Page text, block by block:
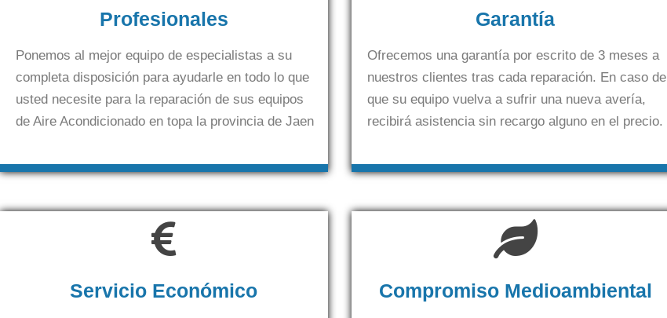
Profesionales
Ponemos al mejor equipo de especialistas a su
completa disposición para ayudarle en todo lo que
usted necesite para la reparación de sus equipos
de Aire Acondicionado en topa la provincia de Jaen
Garantía
Ofrecemos una garantía por escrito de 3 meses a
nuestros clientes tras cada reparación. En caso de
que su equipo vuelva a sufrir una nueva avería,
recibirá asistencia sin recargo alguno en el precio.
Servicio Económico Compromiso Medioambiental